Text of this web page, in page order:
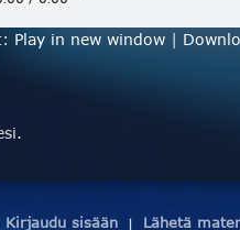
Play in new window |
Kirjaudu sisään | Lähetä